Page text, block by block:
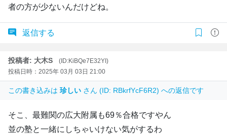
者の方が少ないんだけどね。
返信する
投稿者: 大木S
(ID:KiBQe7E32YI)
投稿日時：2025年 03月 03日 21:00
この書き込みは 珍しい さん (ID: RBkrfYcF6R2) への返信です
そこ、最難関の広大附属も69％合格ですやん
並の塾と一緒にしちゃいけない気がするわ